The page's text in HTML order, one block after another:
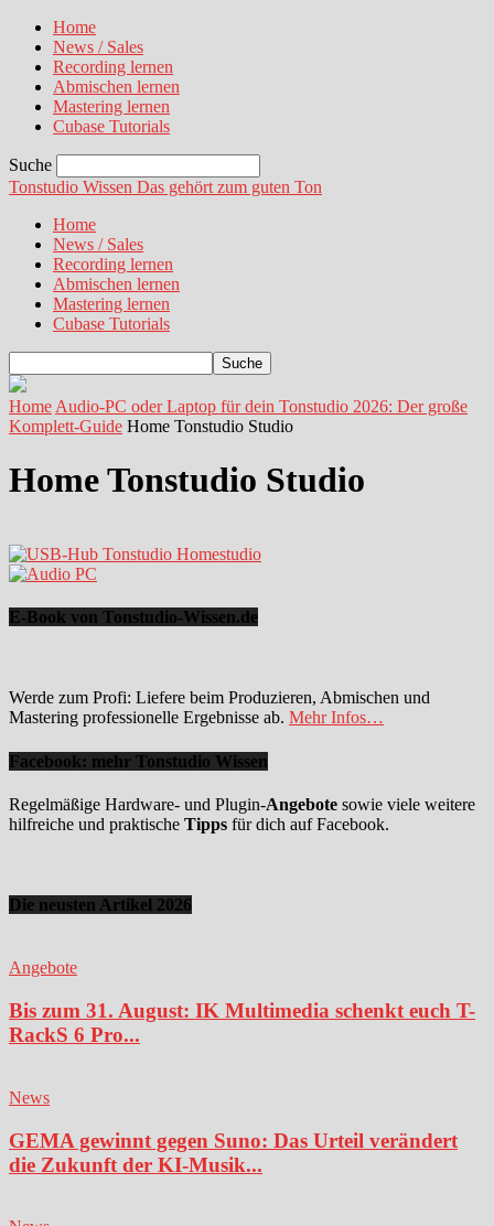
Home
News / Sales
Recording lernen
Abmischen lernen
Mastering lernen
Cubase Tutorials
Suche
Tonstudio Wissen Das gehört zum guten Ton
Home
News / Sales
Recording lernen
Abmischen lernen
Mastering lernen
Cubase Tutorials
Home Audio-PC oder Laptop für dein Tonstudio 2026: Der große
Komplett-Guide Home Tonstudio Studio
Home Tonstudio Studio
E-Book von Tonstudio-Wissen.de
Werde zum Profi: Liefere beim Produzieren, Abmischen und
Mastering professionelle Ergebnisse ab. Mehr Infos…
Facebook: mehr Tonstudio Wissen
Regelmäßige Hardware- und Plugin-Angebote sowie viele weitere
hilfreiche und praktische Tipps für dich auf Facebook.
Die neusten Artikel 2026
Angebote
Bis zum 31. August: IK Multimedia schenkt euch T-
RackS 6 Pro...
News
GEMA gewinnt gegen Suno: Das Urteil verändert
die Zukunft der KI-Musik...